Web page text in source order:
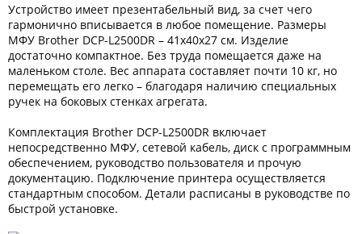
Samsung
Sharp
Toshiba
Xerox
Ленточные картриджи
Тонер и девелопер
Устройство имеет презентабельный вид, за счет чего
гармонично вписывается в любое помещение. Размеры
МФУ Brother DCP-L2500DR – 41х40х27 см. Изделие
достаточно компактное. Без труда помещается даже на
маленьком столе. Вес аппарата составляет почти 10 кг, но
перемещать его легко – благодаря наличию специальных
ручек на боковых стенках агрегата.
Комплектация Brother DCP-L2500DR включает
непосредственно МФУ, сетевой кабель, диск с программным
обеспечением, руководство пользователя и прочую
документацию. Подключение принтера осуществляется
стандартным способом. Детали расписаны в руководстве по
быстрой установке.